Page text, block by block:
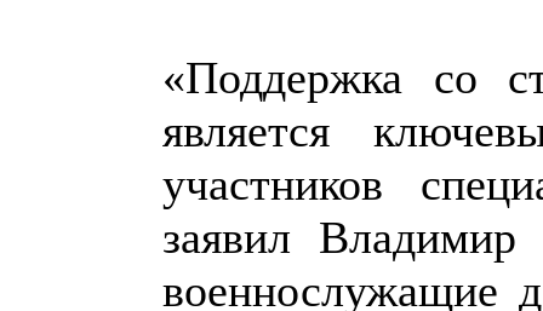
«Поддержка со
является
участников
заявил
военнослужащие